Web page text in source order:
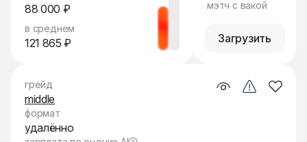
88 000 ₽
в среднем
121 865 ₽
мэтч с вакой
Загрузить
грейд
middle
формат
удалённо